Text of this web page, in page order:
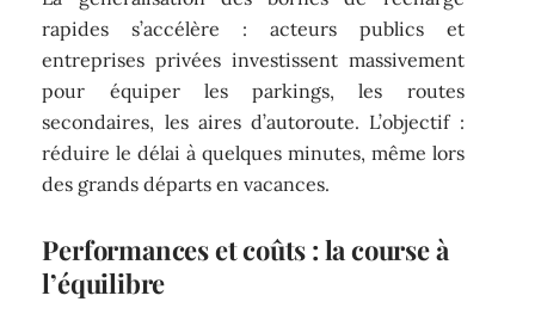
rapides s’accélère : acteurs publics et
entreprises privées investissent massivement
pour équiper les parkings, les routes
secondaires, les aires d’autoroute. L’objectif :
réduire le délai à quelques minutes, même lors
des grands départs en vacances.
Performances et coûts : la course à
l’équilibre